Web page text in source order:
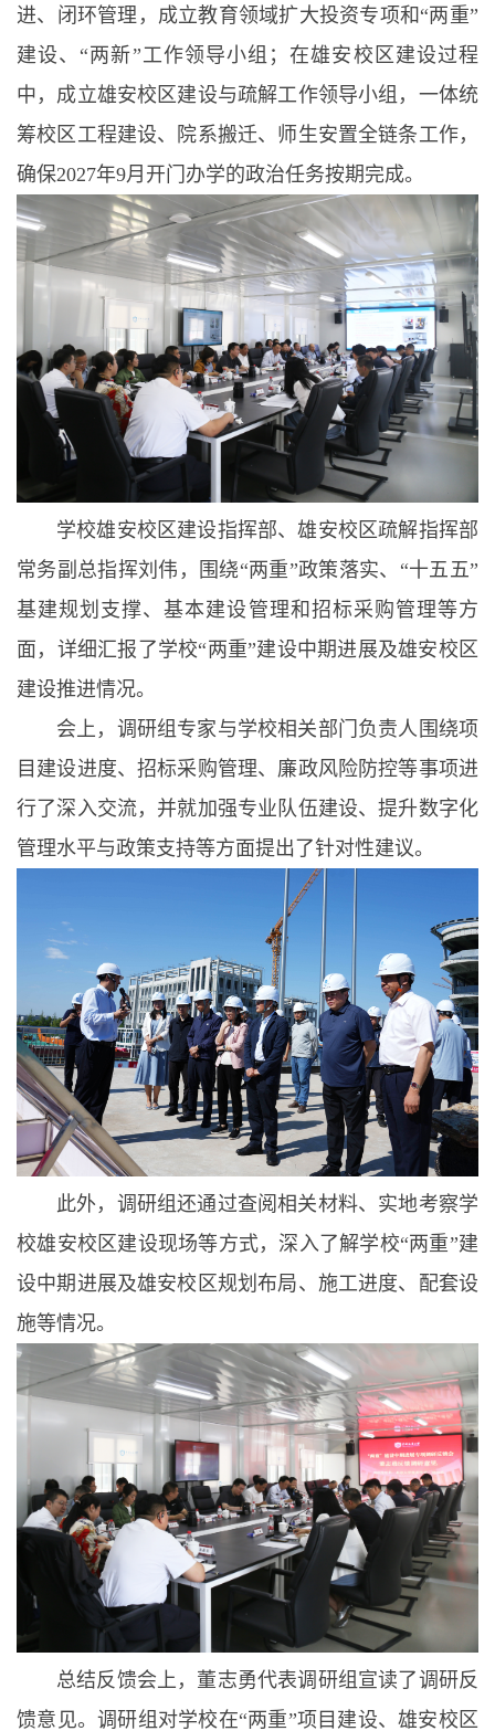
进、闭环管理，成立教育领域扩大投资专项和“两重”
建设、“两新”工作领导小组；在雄安校区建设过程
中，成立雄安校区建设与疏解工作领导小组，一体统
筹校区工程建设、院系搬迁、师生安置全链条工作，
确保2027年9月开门办学的政治任务按期完成。
学校雄安校区建设指挥部、雄安校区疏解指挥部
常务副总指挥刘伟，围绕“两重”政策落实、“十五五”
基建规划支撑、基本建设管理和招标采购管理等方
面，详细汇报了学校“两重”建设中期进展及雄安校区
建设推进情况。
会上，调研组专家与学校相关部门负责人围绕项
目建设进度、招标采购管理、廉政风险防控等事项进
行了深入交流，并就加强专业队伍建设、提升数字化
管理水平与政策支持等方面提出了针对性建议。
此外，调研组还通过查阅相关材料、实地考察学
校雄安校区建设现场等方式，深入了解学校“两重”建
设中期进展及雄安校区规划布局、施工进度、配套设
施等情况。
总结反馈会上，董志勇代表调研组宣读了调研反
馈意见。调研组对学校在“两重”项目建设、雄安校区